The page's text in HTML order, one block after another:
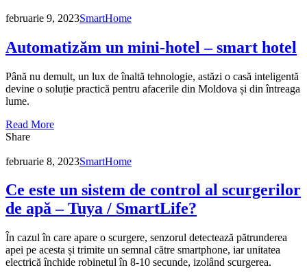
februarie 9, 2023SmartHome
Automatizăm un mini-hotel – smart hotel
Până nu demult, un lux de înaltă tehnologie, astăzi o casă inteligentă
devine o soluție practică pentru afacerile din Moldova și din întreaga
lume.
Read More
Share
februarie 8, 2023SmartHome
Ce este un sistem de control al scurgerilor
de apă – Tuya / SmartLife?
În cazul în care apare o scurgere, senzorul detectează pătrunderea
apei pe acesta și trimite un semnal către smartphone, iar unitatea
electrică închide robinetul în 8-10 secunde, izolând scurgerea.